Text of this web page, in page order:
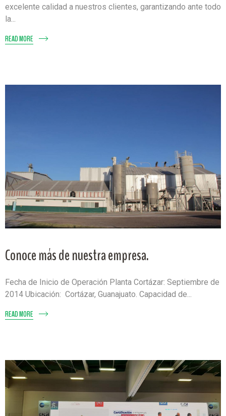
excelente calidad a nuestros clientes, garantizando ante todo
la...
READ MORE
Conoce más de nuestra empresa.
Fecha de Inicio de Operación Planta Cortázar: Septiembre de
2014 Ubicación: Cortázar, Guanajuato. Capacidad de...
READ MORE